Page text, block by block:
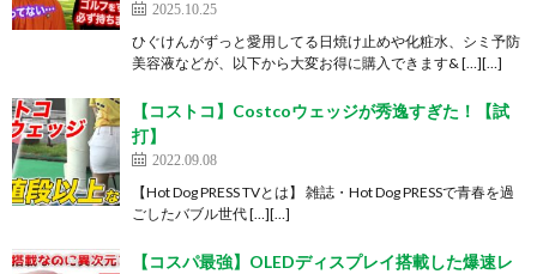
2025.10.25
ひぐけんがずっと愛用してる日焼け止めや化粧水、シミ予防
美容液などが、以下から大変お得に購入できます& […][…]
【コストコ】Costcoウェッジが秀逸すぎた！【試
打】
2022.09.08
【Hot Dog PRESS TVとは】 雑誌・Hot Dog PRESSで青春を過
ごしたバブル世代 […][…]
【コスパ最強】OLEDディスプレイ搭載した爆速レ